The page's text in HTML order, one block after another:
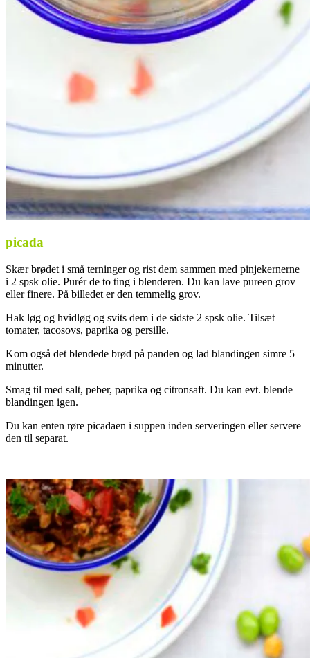
picada
Skær brødet i små terninger og rist dem sammen med pinjekernerne
i 2 spsk olie. Purér de to ting i blenderen. Du kan lave pureen grov
eller finere. På billedet er den temmelig grov.
Hak løg og hvidløg og svits dem i de sidste 2 spsk olie. Tilsæt
tomater, tacosovs, paprika og persille.
Kom også det blendede brød på panden og lad blandingen simre 5
minutter.
Smag til med salt, peber, paprika og citronsaft. Du kan evt. blende
blandingen igen.
Du kan enten røre picadaen i suppen inden serveringen eller servere
den til separat.